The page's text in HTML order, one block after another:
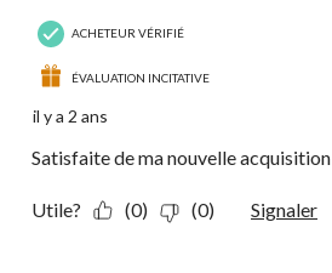
ACHETEUR VÉRIFIÉ
ÉVALUATION INCITATIVE
il y a 2 ans
Satisfaite de ma nouvelle acquisition
Utile? (0) (0) Signaler